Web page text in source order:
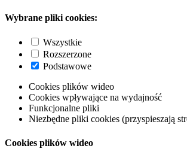
Wybrane pliki cookies:
Wszystkie
Rozszerzone
Podstawowe
Cookies plików wideo
Cookies wpływające na wydajność
Funkcjonalne pliki
Niezbędne pliki cookies (przyspieszają
Cookies plików wideo